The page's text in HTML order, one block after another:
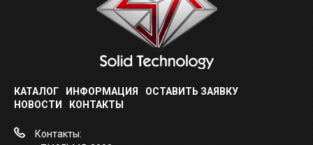
КАТАЛОГ ИНФОРМАЦИЯ
ОСТАВИТЬ ЗАЯВКУ
НОВОСТИ
КОНТАКТЫ
Контакты: